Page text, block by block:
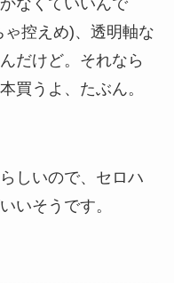
控えめ)、透明軸な
だけど。それなら
買うよ、たぶん。
しいので、セロハ
いそうです。